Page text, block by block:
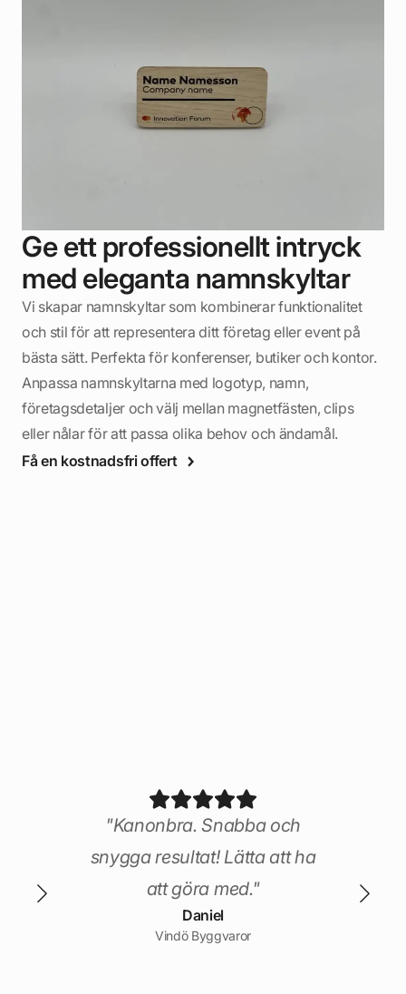
Ge ett professionellt intryck
med eleganta namnskyltar
Vi skapar namnskyltar som kombinerar funktionalitet
och stil för att representera ditt företag eller event på
bästa sätt. Perfekta för konferenser, butiker och kontor.
Anpassa namnskyltarna med logotyp, namn,
företagsdetaljer och välj mellan magnetfästen, clips
eller nålar för att passa olika behov och ändamål.
Få en kostnadsfri offert
"Kanonbra. Snabba och
snygga resultat! Lätta att ha
att göra med."
Daniel
Vindö Byggvaror